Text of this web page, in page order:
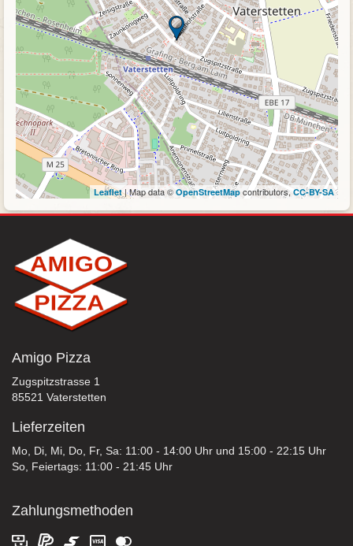
Leaflet| Map data © OpenStreetMapcontributors,CC-BY-SA
Amigo Pizza
Zugspitzstrasse 1
85521 Vaterstetten
Lieferzeiten
Mo, Di, Mi, Do, Fr, Sa: 11:00 - 14:00 Uhr und 15:00 - 22:15 Uhr
So, Feiertags: 11:00 - 21:45 Uhr
Zahlungsmethoden